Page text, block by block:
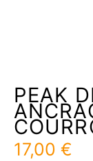
PEAK
17,00 €